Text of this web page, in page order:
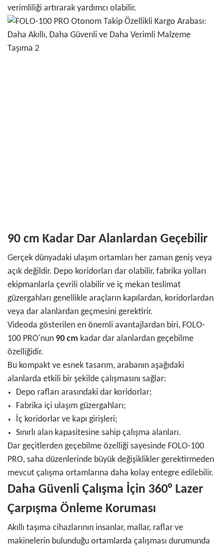
verimliliği artırarak yardımcı olabilir.
90 cm Kadar Dar Alanlardan Geçebilir
Gerçek dünyadaki ulaşım ortamları her zaman geniş veya
açık değildir. Depo koridorları dar olabilir, fabrika yolları
ekipmanlarla çevrili olabilir ve iç mekan teslimat
güzergahları genellikle araçların kapılardan, koridorlardan
veya dar alanlardan geçmesini gerektirir.
Videoda gösterilen en önemli avantajlardan biri, FOLO-
100 PRO'nun 90 cm kadar dar alanlardan geçebilme
özelliğidir.
Bu kompakt ve esnek tasarım, arabanın aşağıdaki
alanlarda etkili bir şekilde çalışmasını sağlar:
Depo rafları arasındaki dar koridorlar;
Fabrika içi ulaşım güzergahları;
İç koridorlar ve kapı girişleri;
Sınırlı alan kapasitesine sahip çalışma alanları.
Dar geçitlerden geçebilme özelliği sayesinde FOLO-100
PRO, saha düzenlerinde büyük değişiklikler gerektirmeden
mevcut çalışma ortamlarına daha kolay entegre edilebilir.
Daha Güvenli Çalışma İçin 360° Lazer
Çarpışma Önleme Koruması
Akıllı taşıma cihazlarının insanlar, mallar, raflar ve
makinelerin bulunduğu ortamlarda çalışması durumunda